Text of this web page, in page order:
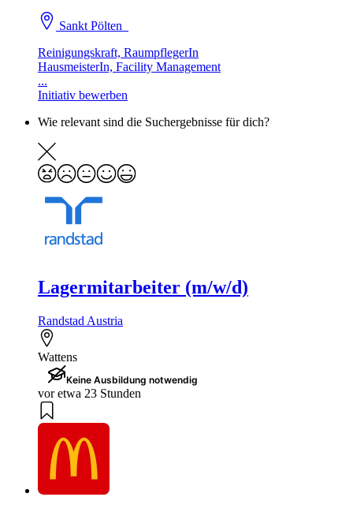
Sankt Pölten
Reinigungskraft, RaumpflegerIn
HausmeisterIn, Facility Management
...
Initiativ bewerben
Wie relevant sind die Suchergebnisse für dich?
Lagermitarbeiter (m/w/d)
Randstad Austria
Wattens
Keine Ausbildung notwendig
vor etwa 23 Stunden